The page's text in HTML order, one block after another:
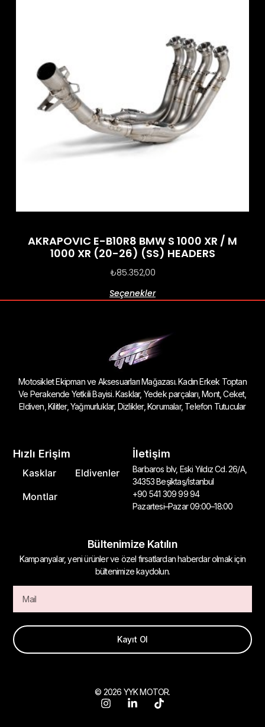
AKRAPOVIC E-B10R8 BMW S 1000 XR / M
1000 XR (20-26) (SS) HEADERS
₺85.352,00
Seçenekler
Motosiklet Ekipman ve Aksesuarları Mağazası. Kadın Erkek Toptan
Ve Perakende Yetkili Bayisi. Kasklar, Yedek parçaları, Mont, Ceket,
Eldiven, Kilitler, Yağmurluklar, Dizlikler, Korumalar, Telefon Tutucular
Hızlı Erişim
Kasklar
Eldivenler
Montlar
İletişim
Barbaros blv, Eski Yıldız Cd. 26/A,
34353 Beşiktaş/İstanbul
+90 541 309 99 94
Pazartesi–Pazar 09:00–18:00
Bültenimize Katılın
Kampanyalar, yeni ürünler ve özel fırsatlardan haberdar olmak için
bültenimize kaydolun.
Kayıt Ol
© 2026 YYK MOTOR.